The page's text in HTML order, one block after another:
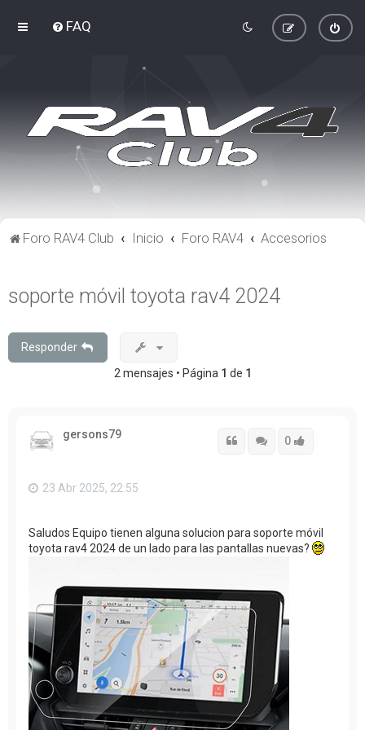
FAQ
Foro RAV4 Club Inicio Foro RAV4 Accesorios
soporte móvil toyota rav4 2024
Responder
2 mensajes • Página 1 de 1
gersons79 Citar 0
Citar
23 Abr 2025, 22:55
Saludos Equipo tienen alguna solucion para soporte móvil
toyota rav4 2024 de un lado para las pantallas nuevas?